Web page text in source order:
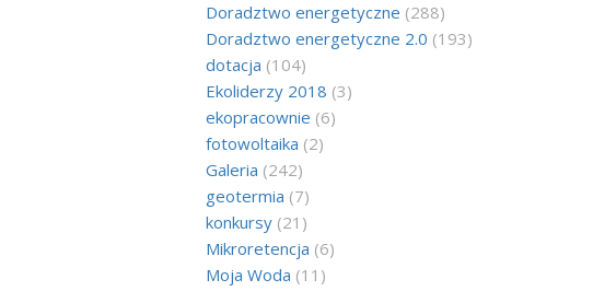
Doradztwo energetyczne (288)
Doradztwo energetyczne 2.0 (193)
dotacja (104)
Ekoliderzy 2018 (3)
ekopracownie (6)
fotowoltaika (2)
Galeria (242)
geotermia (7)
konkursy(21)
Mikroretencja (6)
Moja Woda (11)